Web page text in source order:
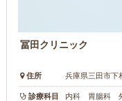
冨田クリニック
住所 兵庫県三田市下
診療科目 内科 胃腸科